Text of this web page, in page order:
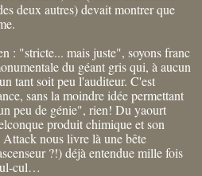
deux autres) devait montrer que
: "stricte... mais juste", soyons franc
du géant gris qui, à aucun
tant soit peu l'auditeur. C'est
sans la moindre idée permettant
peu de génie", rien! Du yaourt
produit chimique et son
nous livre là une bête
?!) déjà entendue mille fois
cul…